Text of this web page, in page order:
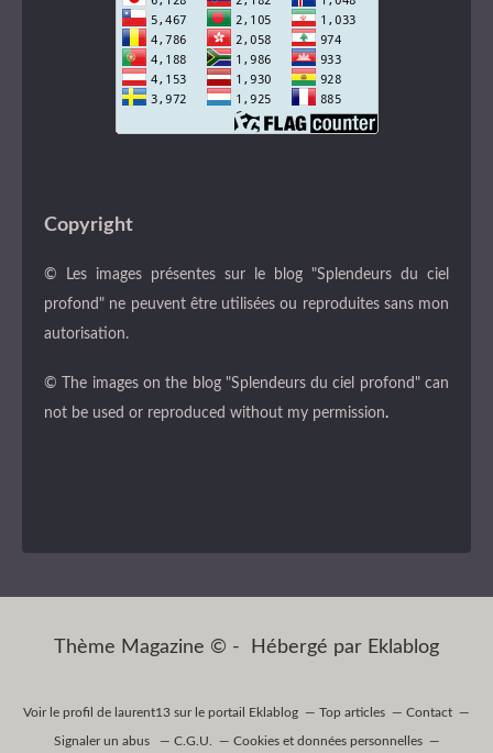
Copyright
© Les images présentes sur le blog "Splendeurs du ciel
profond" ne peuvent être utilisées ou reproduites sans mon
autorisation.
© The images on the blog "Splendeurs du ciel profond" can
not be used or reproduced without my permission.
Thème Magazine © - Hébergé par Eklablog
Voir le profil de laurent13 sur le portail Eklablog Top articles Contact
Signaler un abus C.G.U. Cookies et données personnelles